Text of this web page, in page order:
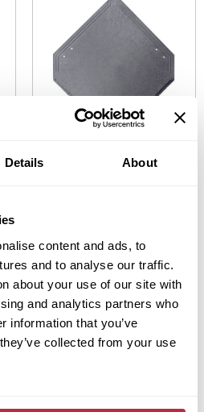
Details About
content and ads, to
and to analyse our traffic.
about your use of our site with
and analytics partners who
information that you’ve
collected from your use
Detail produktu